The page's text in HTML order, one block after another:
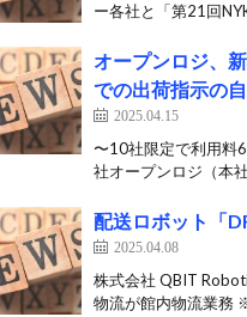
ー各社と「第21回
オープンロジ、
での出荷指示の
2025.04.15
〜10社限定で利用料
社オープンロジ（本
配送ロボット「
2025.04.08
株式会社 QBIT
物流が館内物流業務